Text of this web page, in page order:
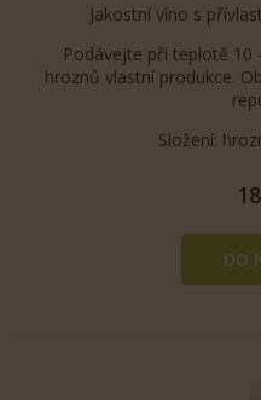
Jakostní víno s
Podávejte při teplotě 10
hroznů vlastní produkce.
Složení: